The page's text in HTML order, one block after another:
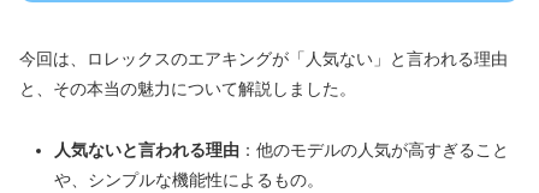
今回は、ロレックスのエアキングが「人気ない」と言われる理由
と、その本当の魅力について解説しました。
人気ないと言われる理由：他のモデルの人気が高すぎること
や、シンプルな機能性によるもの。